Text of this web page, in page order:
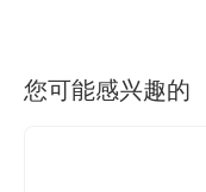
您可能感兴趣的